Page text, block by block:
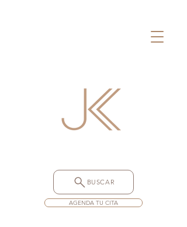
BUSCAR
AGENDA TU CITA